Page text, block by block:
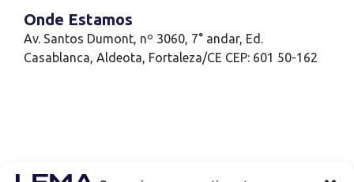
Onde Estamos
Av. Santos Dumont, nº 3060, 7° andar, Ed.
Casablanca, Aldeota, Fortaleza/CE CEP: 601 50-162